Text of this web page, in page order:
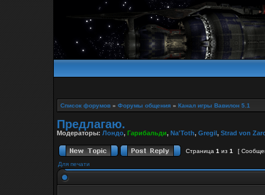
Список форумов » Форумы общения » Канал игры Вавилон 5.1
Предлагаю.
Модераторы: Лондо, Гарибальди, Na'Toth, Gregil, Strad von
Страница 1 из 1
[
Для печати